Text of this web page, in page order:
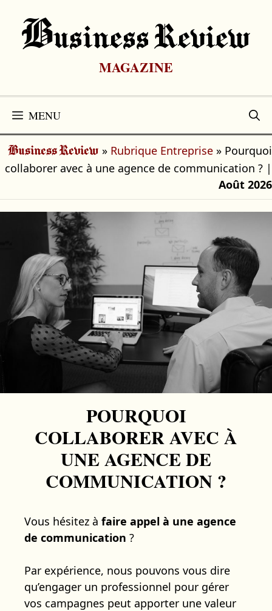
contenu
BUsiness Review
MAGAZINE
MENU
Business Review » Rubrique Entreprise » Pourquoi
collaborer avec à une agence de communication ? |
Août 2026
POURQUOI
COLLABORER AVEC À
UNE AGENCE DE
COMMUNICATION ?
Vous hésitez à faire appel à une agence
de communication ?
Par expérience, nous pouvons vous dire
qu’engager un professionnel pour gérer
vos campagnes peut apporter une valeur